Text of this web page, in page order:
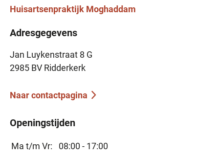
Huisartsenpraktijk Moghaddam
Adresgegevens
Jan Luykenstraat 8 G
2985 BV Ridderkerk
Naar contactpagina
Openingstijden
Ma t/m Vr:
08:00 - 17:00